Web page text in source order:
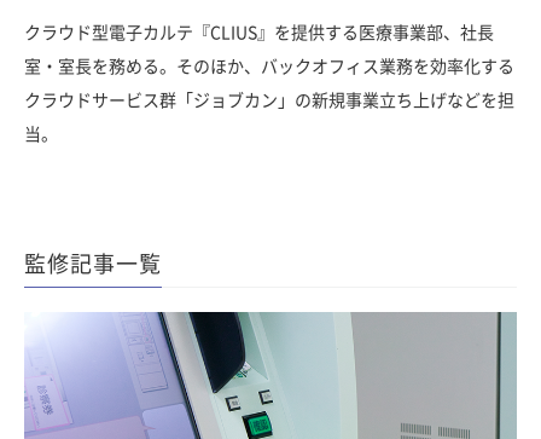
電子カルテ・ICT 医療機器・事務機器
クラウド型電子カルテ『CLIUS』を提供する医療事業部、社長
室・室長を務める。そのほか、バックオフィス業務を効率化する
クラウドサービス群「ジョブカン」の新規事業立ち上げなどを担
当。
監修記事一覧